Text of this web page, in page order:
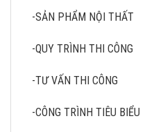
-SẢN PHẨM NỘI THẤT
-QUY TRÌNH THI CÔNG
-TƯ VẤN THI CÔNG
-CÔNG TRÌNH TIÊU BIỂU